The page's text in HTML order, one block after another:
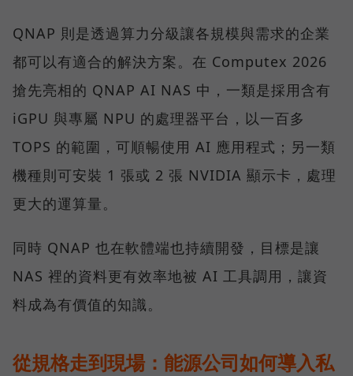
QNAP 則是透過算力分級讓各規模與需求的企業
都可以有適合的解決方案。在 Computex 2026
搶先亮相的 QNAP AI NAS 中，一類是採用含有
iGPU 與專屬 NPU 的處理器平台，以一百多
TOPS 的範圍，可順暢使用 AI 應用程式；另一類
機種則可安裝 1 張或 2 張 NVIDIA 顯示卡，處理
更大的運算量。
同時 QNAP 也在軟體端也持續開發，目標是讓
NAS 裡的資料更有效率地被 AI 工具調用，讓資
料成為有價值的知識。
從規格走到現場：能源公司如何導入私